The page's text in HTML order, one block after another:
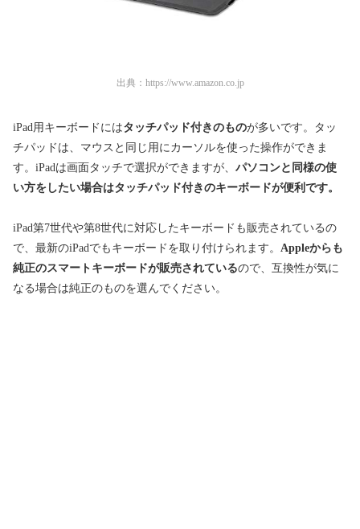
出典： https://www.amazon.co.jp
iPad用キーボードにはタッチパッド付きのものが多いです。タッ
チパッドは、マウスと同じ用にカーソルを使った操作ができま
す。iPadは画面タッチで選択ができますが、 パソコンと同様の使
い方をしたい場合はタッチパッド付きのキーボードが便利です。
iPad第7世代や第8世代に対応したキーボードも販売されているの
で、最新のiPadでもキーボードを取り付けられます。 Appleからも
純正のスマートキーボードが販売されているので、互換性が気に
なる場合は純正のものを選んでください。